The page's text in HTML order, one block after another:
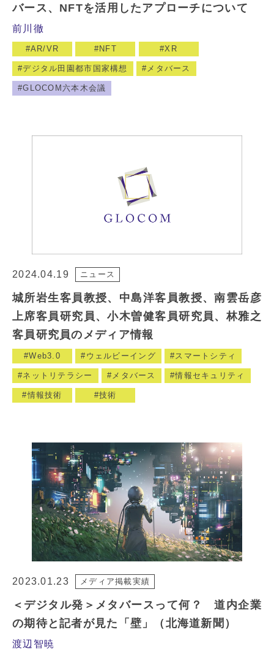
バース、NFTを活用したアプローチについて
前川徹
AR/VR NFT XR
デジタル田園都市国家構想 メタバース
GLOCOM六本木会議
2024.04.19 ニュース
城所岩生客員教授、中島洋客員教授、南雲岳彦
上席客員研究員、小木曽健客員研究員、林雅之
客員研究員のメディア情報
Web3.0 ウェルビーイング スマートシティ
ネットリテラシー メタバース 情報セキュリティ
情報技術 技術
2023.01.23 メディア掲載実績
＜デジタル発＞メタバースって何？ 道内企業
の期待と記者が見た「壁」（北海道新聞）
渡辺智暁